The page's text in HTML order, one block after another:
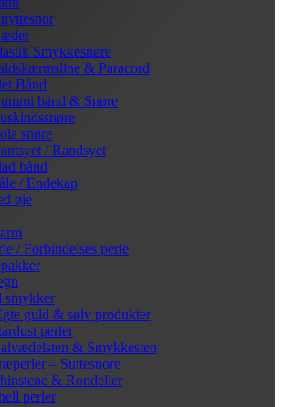
Smykkesnøre
& Paracord
Bånd
bånd & Snøre
snøre
/ Randsyet
bånd
/ Endekap
øje
/ Forbindelses perle
smykker
guld & sølv produkter
perler
& Smykkesten
– Suttesnore
& Rondeller
perler